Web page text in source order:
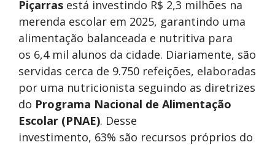
Piçarras está investindo R$ 2,3 milhões na
merenda escolar em 2025, garantindo uma
alimentação balanceada e nutritiva para
os 6,4 mil alunos da cidade. Diariamente, são
servidas cerca de 9.750 refeições, elaboradas
por uma nutricionista seguindo as diretrizes
do Programa Nacional de Alimentação
Escolar (PNAE). Desse
investimento, 63% são recursos próprios do